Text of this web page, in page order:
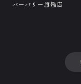
バーバリー旗艦店